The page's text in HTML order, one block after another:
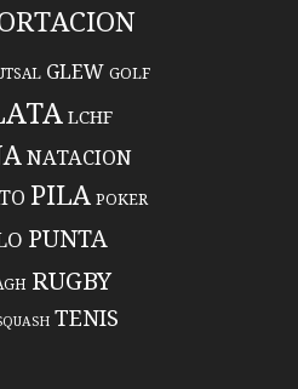
GLEW GOLF
LCHF
NATACION
PILA POKER
PUNTA
RUGBY
TENIS